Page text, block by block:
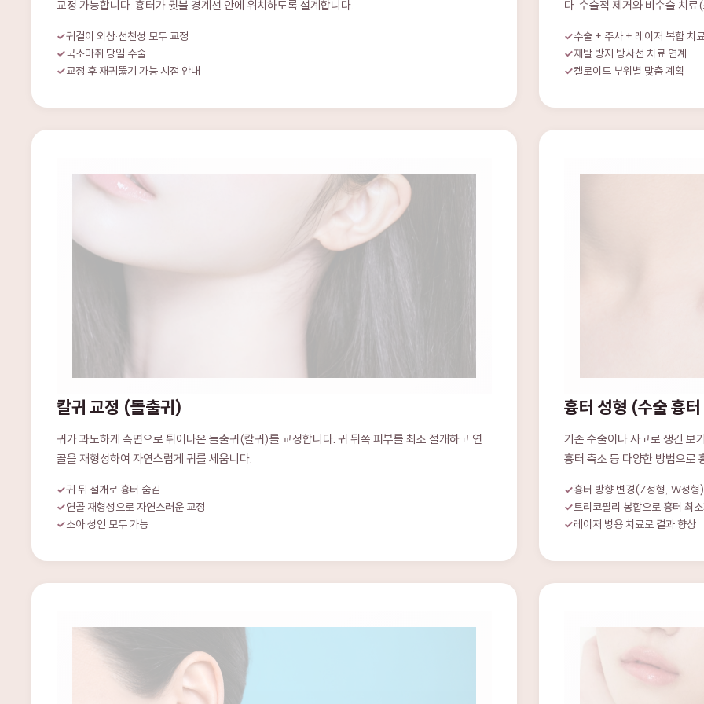
귀걸이 외상·선천성 모두 교정
국소마취 당일 수술
교정 후 재귀뚫기 가능 시점 안내
수술 + 주사 + 레이저 복합 치
재발 방지 방사선 치료 연계
켈로이드 부위별 맞춤 계획
칼귀 교정 (돌출귀)
귀가 과도하게 측면으로 튀어나온 돌출귀(칼귀)를 교정합니다. 귀 뒤쪽 피부를 최소 절개하고 연
골을 재형성하여 자연스럽게 귀를 세웁니다.
귀 뒤 절개로 흉터 숨김
연골 재형성으로 자연스러운 교정
소아·성인 모두 가능
흉터 성형 (수술 흉
기존 수술이나 사고로 생긴 보
흉터 축소 등 다양한 방법으로
흉터 방향 변경(Z성형, W성형)
트리코필리 봉합으로 흉터 최
레이저 병용 치료로 결과 향상